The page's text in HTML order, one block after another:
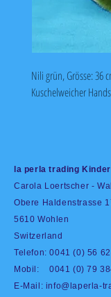
Nili grün, Grösse: 36
Kuschelweicher
la perla trading
Carola Loertscher -
Obere Haldenstrasse
5610 Wohlen
Switzerland
Telefon: 0041 (0) 56
Mobil: 0041 (0) 79
E-Mail: info@laperla-